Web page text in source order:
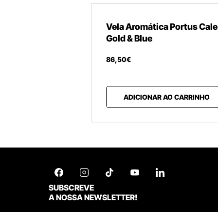
Vela Aromática Portus Cale
Gold & Blue
86,50€
ADICIONAR AO CARRINHO
SUBSCREVE
A NOSSA NEWSLETTER!